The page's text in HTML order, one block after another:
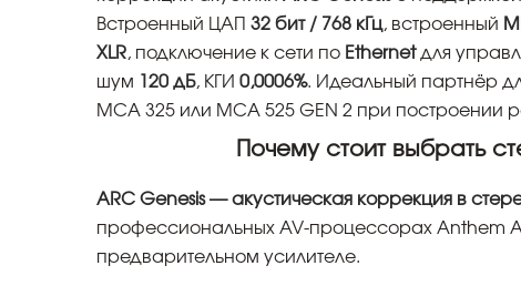
Встроенный ЦАП 32 бит / 768 кГц, встроенный
XLR, подключение к сети по Ethernetдля
шум
120 дБ, КГИ 0,0006%. Идеальный партнёр
MCA 325 или MCA 525 GEN 2 при
Почему стоит выбрать
ARC Genesis — акустическая коррекция в
профессиональных AV-процессорах Anthem
предварительном усилителе.